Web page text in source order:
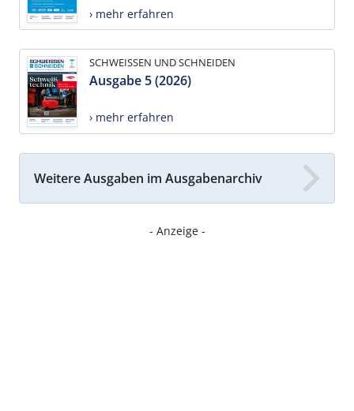
› mehr erfahren
SCHWEISSEN UND SCHNEIDEN
Ausgabe 5 (2026)
› mehr erfahren
Weitere Ausgaben im Ausgabenarchiv
- Anzeige -